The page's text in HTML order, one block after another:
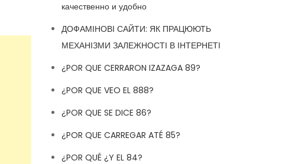
качественно и удобно
ДОФАМІНОВІ САЙТИ: ЯК ПРАЦЮЮТЬ
МЕХАНІЗМИ ЗАЛЕЖНОСТІ В ІНТЕРНЕТІ
¿POR QUE CERRARON IZAZAGA 89?
¿POR QUE VEO EL 888?
¿POR QUE SE DICE 86?
¿POR QUE CARREGAR ATÉ 85?
¿POR QUÉ ¿Y EL 84?